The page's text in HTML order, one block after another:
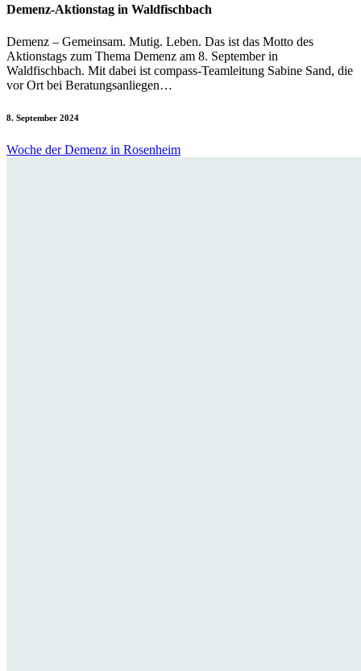
Demenz-Aktionstag in Waldfischbach
Demenz – Gemeinsam. Mutig. Leben. Das ist das Motto des
Aktionstags zum Thema Demenz am 8. September in
Waldfischbach. Mit dabei ist compass-Teamleitung Sabine Sand, die
vor Ort bei Beratungsanliegen…
8. September 2024
Woche der Demenz in Rosenheim